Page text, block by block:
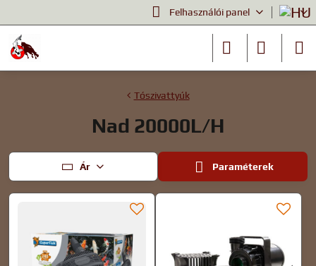
Felhasználói panel
Tószivattyúk
Nad 20000L/H
Ár Paraméterek